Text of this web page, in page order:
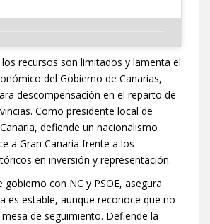
recursos son limitados y lamenta el
del Gobierno de Canarias,
descompensación en el reparto de
Como presidente local de
defiende un nacionalismo
a Gran Canaria frente a los
en inversión y representación.
gobierno con NC y PSOE, asegura
es estable, aunque reconoce que no
de seguimiento. Defiende la